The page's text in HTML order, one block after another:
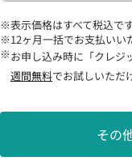
表示価格はすべて税込です
12ヶ月一括でお支払いい
お申し込み時に「クレジ
週間無料でお試しいただ
その